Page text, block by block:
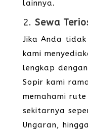
lainnya.
2. Sewa
Jika Anda
kami
lengkap
Sopir kami
memahami
sekitarnya
Ungaran,